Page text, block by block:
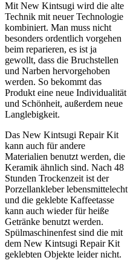
Mit New Kintsugi wird die alte
Technik mit neuer Technologie
kombiniert. Man muss nicht
besonders ordentlich vorgehen
beim reparieren, es ist ja
gewollt, dass die Bruchstellen
und Narben hervorgehoben
werden. So bekommt das
Produkt eine neue Individualität
und Schönheit, außerdem neue
Langlebigkeit.
Das New Kintsugi Repair Kit
kann auch für andere
Materialien benutzt werden, die
Keramik ähnlich sind. Nach 48
Stunden Trockenzeit ist der
Porzellankleber lebensmittelecht
und die geklebte Kaffeetasse
kann auch wieder für heiße
Getränke benutzt werden.
Spülmaschinenfest sind die mit
dem New Kintsugi Repair Kit
geklebten Objekte leider nicht.